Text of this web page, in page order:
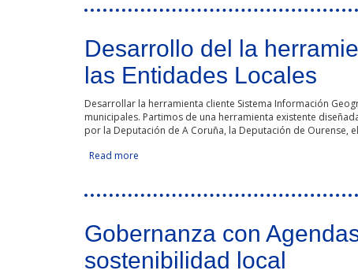
Desarrollo del la
las Entidades Locales
Desarrollar la herramienta cliente Sistema Información
municipales. Partimos de una herramienta existente
por la Deputación de A Coruña, la Deputación de Ourense,
Read more
Gobernanza con
sostenibilidad local